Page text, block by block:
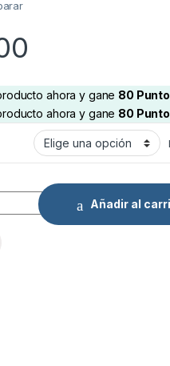
ahora y gane 80
ahora y gane 80
Cube quantity
Añadir al